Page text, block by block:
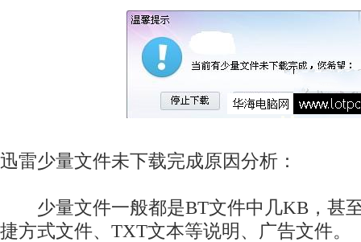
迅雷少量文件未下载完成原因分析：
少量文件一般都是BT文件中几KB，甚
捷方式文件、TXT文本等说明、广告文件。